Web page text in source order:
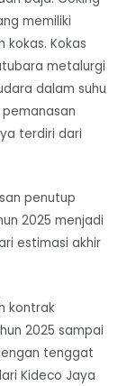
memiliki
Kokas
metalurgi
dalam suhu
terdiri dari
penutup
2025 menjadi
estimasi akhir
kontrak
2025 sampai
tenggat
Kideco Jaya